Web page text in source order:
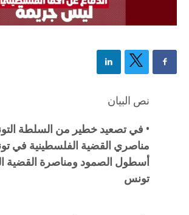
نص البيان
• في تصعيد خطير من السلطة
مناصري القضية الفلسطينية في
أسطول الصمود ومناصرة القضية
تونس